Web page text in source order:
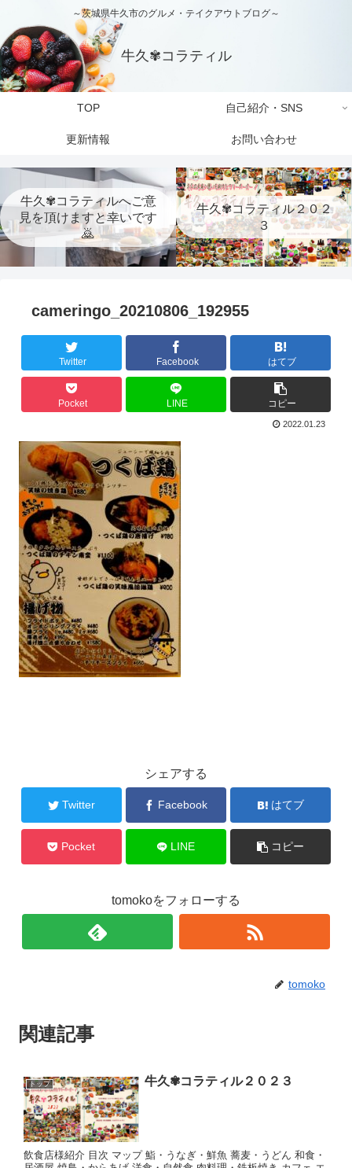
～茨城県牛久市のグルメ・テイクアウトブログ～
牛久✾コラティル
TOP 自己紹介・SNS
更新情報 お問い合わせ
牛久✾コラティルへご意
見を頂けますと幸いです
🙇
牛久✾コラティル２０２
３
cameringo_20210806_192955
Twitter Facebook はてブ
Pocket LINE コピー
2022.01.23
シェアする
Twitter Facebook はてブ
Pocket LINE コピー
tomokoをフォローする
tomoko
関連記事
トップ 牛久✾コラティル２０２３
飲食店様紹介 目次 マップ 鮨・うなぎ・鮮魚 蕎麦・うどん 和食・